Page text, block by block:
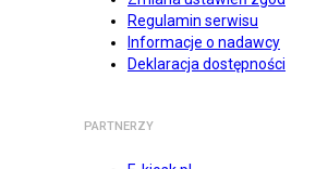
Regulamin serwisu
Informacje o nadawcy
Deklaracja dostępności
PARTNERZY